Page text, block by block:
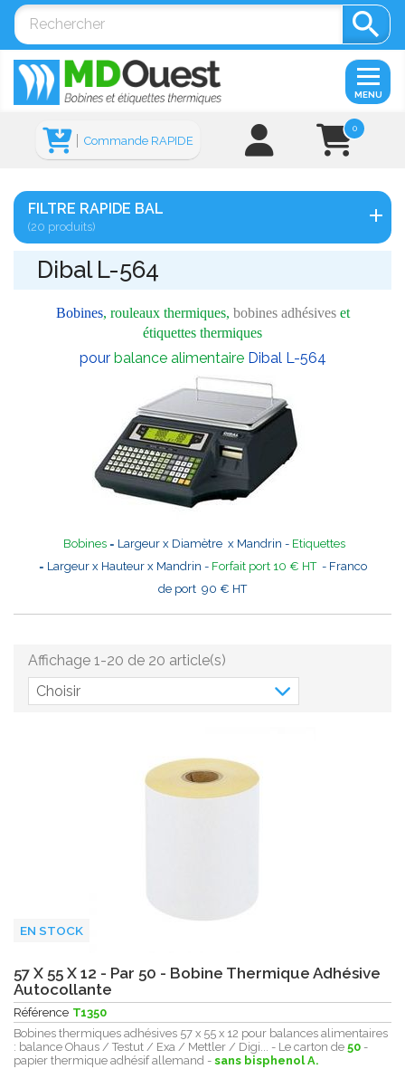

0
Commande RAPIDE
MENU
FILTRE RAPIDE BAL
(20 produits)
Dibal L-564
Bobines, rouleaux thermiques, bobines adhésives et
étiquettes thermiques
pour balance alimentaireDibal L-564
Bobines = Largeur x Diamètre x Mandrin - Etiquettes
= Largeur x Hauteur x Mandrin - Forfait port 10 € HT- Franco
de port 90 € HT
Choisir
Affichage 1-20 de 20 article(s)
EN STOCK
57 X 55 X 12 - Par 50 - Bobine Thermique Adhésive
Autocollante
Référence T1350
Bobines thermiques adhésives 57 x 55 x 12 pour balances alimentaires
: balance Ohaus / Testut / Exa / Mettler / Digi... - Le carton de 50 -
papier thermique adhésif allemand - sans bisphenol A.